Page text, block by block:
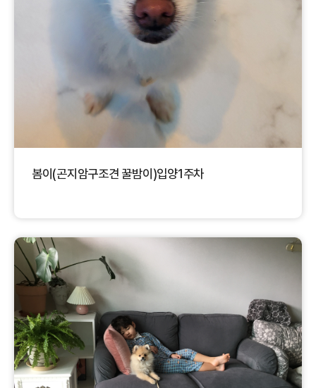
봄이(곤지암구조견 꿀밤이)입양1주차